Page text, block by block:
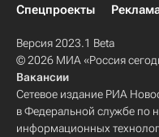
Спецпроекты
Версия 2023.1 Beta
© 2026 МИА «Россия
Вакансии
Сетевое издание РИА
в Федеральной службе по
информационных